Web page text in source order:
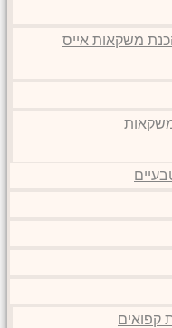
משקאות אייס
קפואים